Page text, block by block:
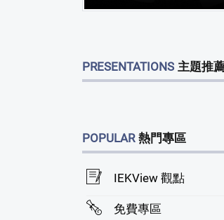
PRESENTATIONS 主題推
POPULAR 熱門專區
IEKView 觀點
免費專區